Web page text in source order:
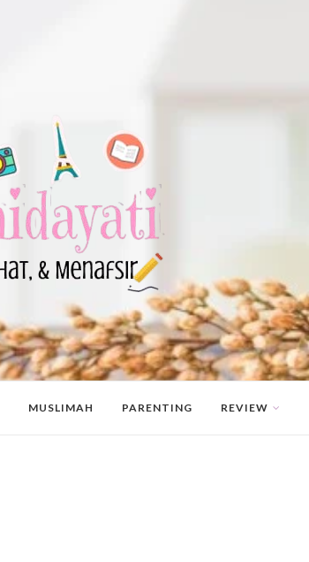
MUSLIMAH PARENTING REVIEW